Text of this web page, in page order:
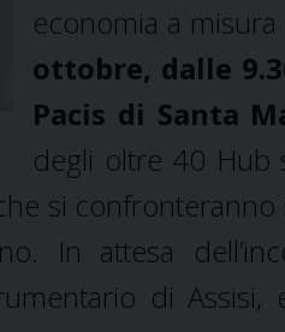
economia a misura
ottobre, dalle
Pacis di Santa
degli oltre 40 Hub
si
In attesa
di Assisi,